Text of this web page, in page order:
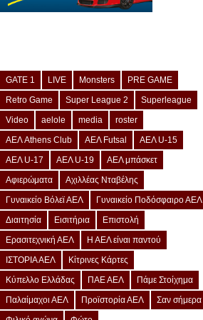
GATE 1 LIVE Monsters
PRE GAME
Retro Game
Super League 2
Superleague
Video
aelole media
roster
ΑΕΛ Athens Club
ΑΕΛ Futsal
ΑΕΛ U-15
ΑΕΛ U-17
ΑΕΛ U-19
ΑΕΛ μπάσκετ
Αφιερώματα
Αχιλλέας Νταβέλης
Γυναικείο Βόλεϊ ΑΕΛ
Γυναικείο Ποδόσφαιρο ΑΕΛ
Διαιτησία
Εισιτήρια
Επιστολή
Ερασιτεχνική ΑΕΛ
Η ΑΕΛ είναι παντού
ΙΣΤΟΡΙΑ ΑΕΛ
Κίτρινες Κάρτες
Κύπελλο Ελλάδας
ΠΑΕ ΑΕΛ
Πάμε Στοίχημα
Παλαίμαχοι ΑΕΛ
Προϊστορία ΑΕΛ
Σαν σήμερα